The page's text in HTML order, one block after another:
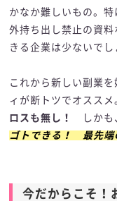
かなか難しいもの。
外持ち出し禁止の資
きる企業は少ないでし
これから新しい副業
ィが断トツでオススメ
ロスも無し！
しかも
ゴトできる！ 最先端
今だからこそ！